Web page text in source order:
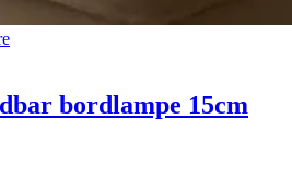
bordlampe 15cm